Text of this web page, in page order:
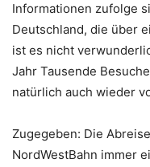
Informationen zufolge
Deutschland, die über
ist es nicht
Jahr Tausende
natürlich auch wieder
Zugegeben: Die
NordWestBahn immer